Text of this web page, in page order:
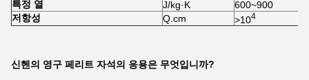
특정 열 J/kg·K
600~900
저항성
Q.cm >104
신헨의 영구 페리트 자석의 응용은 무엇입니까?